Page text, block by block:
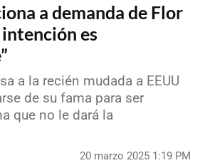
a demanda de Flor
intención es
a la recién mudada a EEUU
de su fama para ser
que no le dará la
20 marzo 2025 1:19 PM